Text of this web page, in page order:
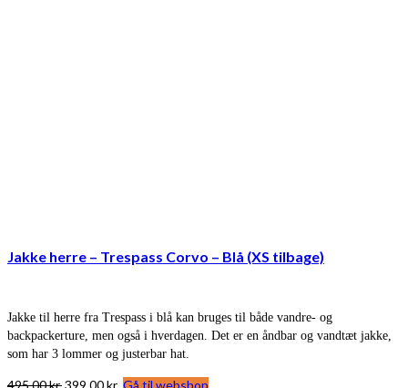
Jakke herre – Trespass Corvo – Blå (XS tilbage)
Jakke til herre fra Trespass i blå kan bruges til både vandre- og
backpackerture, men også i hverdagen. Det er en åndbar og vandtæt jakke,
som har 3 lommer og justerbar hat.
495,00kr.Den
399,00kr. Den
Gå til webshop